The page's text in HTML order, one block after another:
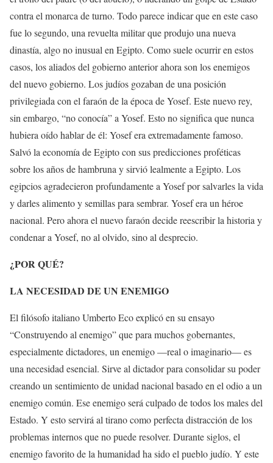
contra el monarca de turno. Todo parece indicar que en este caso
fue lo segundo, una revuelta militar que produjo una nueva
dinastía, algo no inusual en Egipto. Como suele ocurrir en estos
casos, los aliados del gobierno anterior ahora son los enemigos
del nuevo gobierno. Los judíos gozaban de una posición
privilegiada con el faraón de la época de Yosef. Este nuevo rey,
sin embargo, “no conocía” a Yosef. Esto no significa que nunca
hubiera oído hablar de él: Yosef era extremadamente famoso.
Salvó la economía de Egipto con sus predicciones proféticas
sobre los años de hambruna y sirvió lealmente a Egipto. Los
egipcios agradecieron profundamente a Yosef por salvarles la vida
y darles alimento y semillas para sembrar. Yosef era un héroe
nacional. Pero ahora el nuevo faraón decide reescribir la historia y
condenar a Yosef, no al olvido, sino al desprecio.
¿POR QUÉ?
LA NECESIDAD DE UN ENEMIGO
El filósofo italiano Umberto Eco explicó en su ensayo
“Construyendo al enemigo” que para muchos gobernantes,
especialmente dictadores, un enemigo —real o imaginario— es
una necesidad esencial. Sirve al dictador para consolidar su poder
creando un sentimiento de unidad nacional basado en el odio a un
enemigo común. Ese enemigo será culpado de todos los males del
Estado. Y esto servirá al tirano como perfecta distracción de los
problemas internos que no puede resolver. Durante siglos, el
enemigo favorito de la humanidad ha sido el pueblo judío. Y este